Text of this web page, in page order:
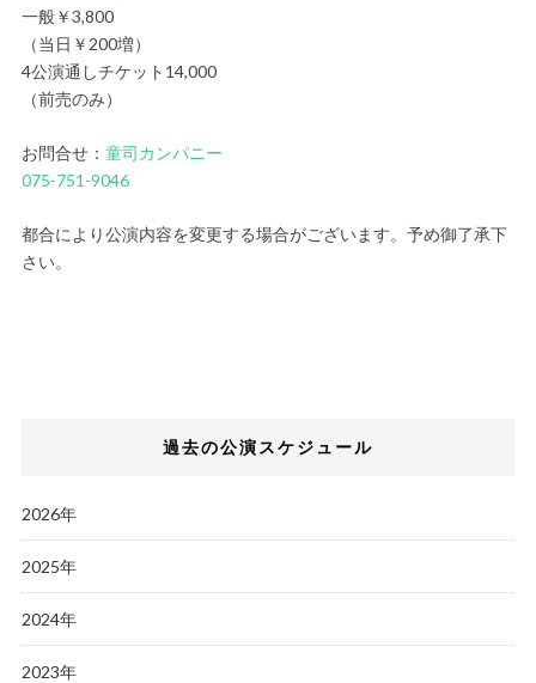
一般￥3,800
（当日￥200増）
4公演通しチケット14,000
（前売のみ）
お問合せ： 童司カンパニー
075-751-9046
都合により公演内容を変更する場合がございます。予め御了承下
さい。
過去の公演スケジュール
2026年
2025年
2024年
2023年